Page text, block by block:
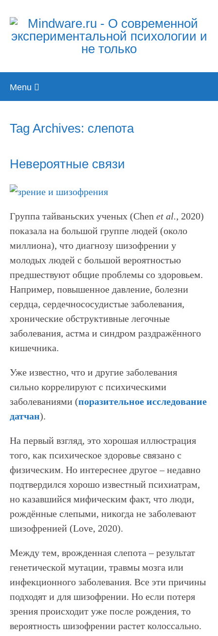
Menu
Tag Archives: слепота
Невероятные связи
Группа тайваньских ученых (Chen et al., 2020)
показала на большой группе людей (около
миллиона), что диагнозу шизофрении у
молодых людей с большой вероятностью
предшествуют общие проблемы со здоровьем.
Например, повышенное давление, болезни
сердца, сердечнососудистые заболевания,
хронические обструктивные легочные
заболевания, астма и синдром раздражённого
кишечника.
Уже известно, что и другие заболевания
сильно коррелируют с психическими
заболеваниями (поразительное исследование
датчан).
На первый взгляд, это хорошая иллюстрация
того, как психическое здоровье связано с
физическим. Но интереснее другое – недавно
подтвердился хорошо известный психиатрам,
но казавшийся мифическим факт, что люди,
рождённые слепыми, никогда не заболевают
шизофренией (Love, 2020).
Между тем, врожденная слепота – результат
генетической мутации, травмы мозга или
инфекционного заболевания. Все эти причины
подходят и для шизофрении. Но если потеря
зрения происходит уже после рождения, то
вероятность шизофрении растет колоссально.